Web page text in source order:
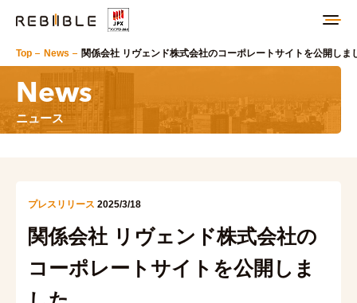
Top News 関係会社 リヴェンド株式会社のコーポレートサイトを公開しま
News
ニュース
プレスリリース 2025/3/18
関係会社 リヴェンド株式会社の
コーポレートサイトを公開しま